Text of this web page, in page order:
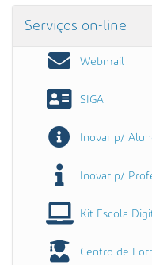
Serviços on-line
Webmail
SIGA
Inovar p/
Inovar p/
Kit Escola
Centro de